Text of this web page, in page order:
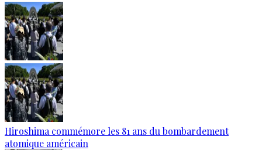
Hiroshima commémore les 81 ans du bombardement
atomique américain